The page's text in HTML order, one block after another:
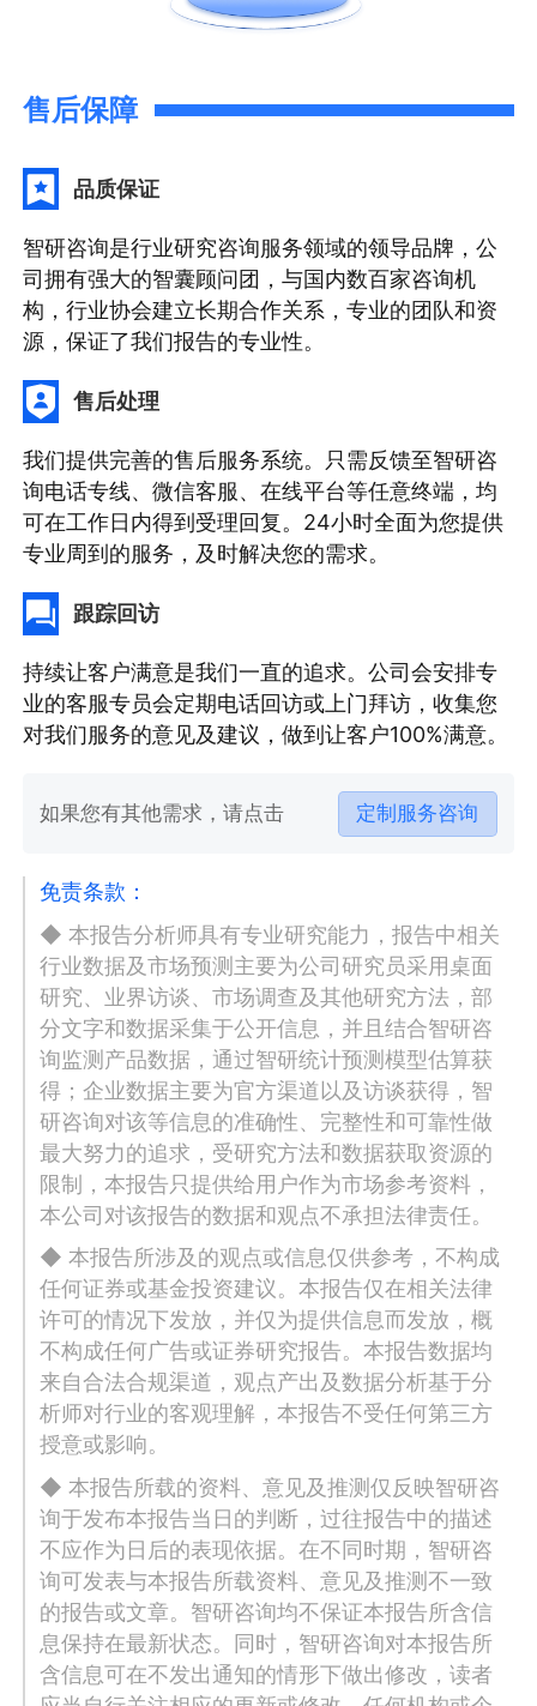
售后保障
品质保证
智研咨询是行业研究咨询服务领域的领导品牌，公
司拥有强大的智囊顾问团，与国内数百家咨询机
构，行业协会建立长期合作关系，专业的团队和资
源，保证了我们报告的专业性。
售后处理
我们提供完善的售后服务系统。只需反馈至智研咨
询电话专线、微信客服、在线平台等任意终端，均
可在工作日内得到受理回复。24小时全面为您提供
专业周到的服务，及时解决您的需求。
跟踪回访
持续让客户满意是我们一直的追求。公司会安排专
业的客服专员会定期电话回访或上门拜访，收集您
对我们服务的意见及建议，做到让客户100%满意。
如果您有其他需求，请点击 定制服务咨询
免责条款：
◆ 本报告分析师具有专业研究能力，报告中相关
行业数据及市场预测主要为公司研究员采用桌面
研究、业界访谈、市场调查及其他研究方法，部
分文字和数据采集于公开信息，并且结合智研咨
询监测产品数据，通过智研统计预测模型估算获
得；企业数据主要为官方渠道以及访谈获得，智
研咨询对该等信息的准确性、完整性和可靠性做
最大努力的追求，受研究方法和数据获取资源的
限制，本报告只提供给用户作为市场参考资料，
本公司对该报告的数据和观点不承担法律责任。
◆ 本报告所涉及的观点或信息仅供参考，不构成
任何证券或基金投资建议。本报告仅在相关法律
许可的情况下发放，并仅为提供信息而发放，概
不构成任何广告或证券研究报告。本报告数据均
来自合法合规渠道，观点产出及数据分析基于分
析师对行业的客观理解，本报告不受任何第三方
授意或影响。
◆ 本报告所载的资料、意见及推测仅反映智研咨
询于发布本报告当日的判断，过往报告中的描述
不应作为日后的表现依据。在不同时期，智研咨
询可发表与本报告所载资料、意见及推测不一致
的报告或文章。智研咨询均不保证本报告所含信
息保持在最新状态。同时，智研咨询对本报告所
含信息可在不发出通知的情形下做出修改，读者